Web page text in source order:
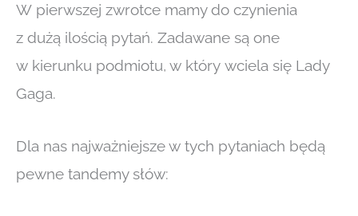
W pierwszej zwrotce mamy do czynienia
z dużą ilością pytań. Zadawane są one
w kierunku podmiotu, w który wciela się Lady
Gaga.
Dla nas najważniejsze w tych pytaniach będą
pewne tandemy słów: